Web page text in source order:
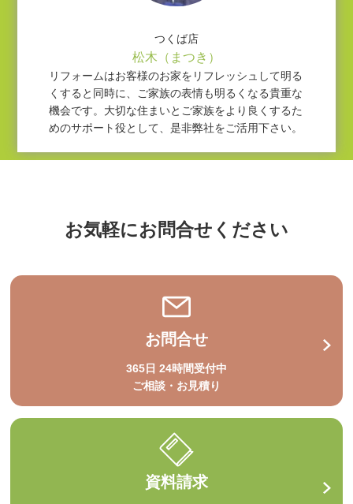
つくば店
松木（まつき）
リフォームはお客様のお家をリフレッシュして明る
くすると同時に、ご家族の表情も明るくなる貴重な
機会です。大切な住まいとご家族をより良くするた
めのサポート役として、是非弊社をご活用下さい。
お気軽にお問合せください
お問合せ
365日 24時間受付中
ご相談・お見積り
資料請求